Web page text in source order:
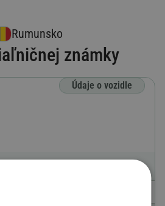
Rumunsko
známky
Údaje o vozidle